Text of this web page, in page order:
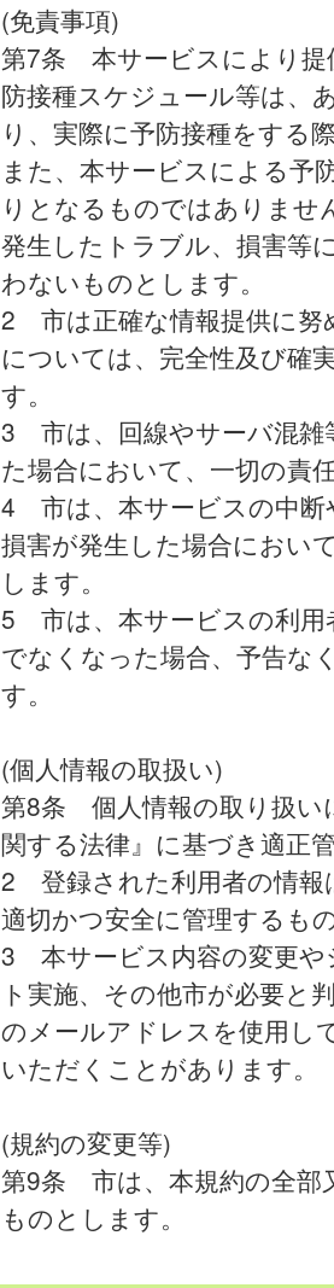
(免責事項)
第7条 本サービスにより提
防接種スケジュール等は、
り、実際に予防接種をする
また、本サービスによる予
りとなるものではありませ
発生したトラブル、損害等
わないものとします。
2 市は正確な情報提供に努
については、完全性及び確
す。
3 市は、回線やサーバ混雑
た場合において、一切の責
4 市は、本サービスの中断
損害が発生した場合におい
します。
5 市は、本サービスの利用
でなくなった場合、予告な
す。
(個人情報の取扱い)
第8条 個人情報の取り扱い
関する法律』に基づき適正
2 登録された利用者の情報
適切かつ安全に管理するも
3 本サービス内容の変更や
ト実施、その他市が必要と
のメールアドレスを使用し
いただくことがあります。
(規約の変更等)
第9条 市は、本規約の全部
ものとします。